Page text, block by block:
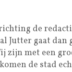
de
Jutter gaat
zijn met een
de stad